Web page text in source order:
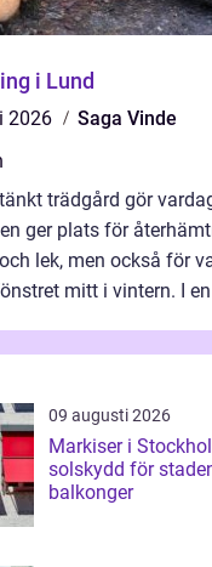
i Lund
2026
Saga Vinde
trädgård gör
ger plats för
lek, men också för
mitt i vintern. I
09 augusti 2026
Markiser i
solskydd för
balkonger